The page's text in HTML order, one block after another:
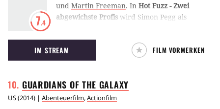
7.4
und Martin Freeman. In Hot Fuzz - Zwei
abgewichste Profis wird Simon Pegg als
strafversetzt. Dort erkennt er bald, dass das
idyllische Dorf eine erschreckend hohe Rate
tödlicher Unfälle hat.
IM STREAM FILM VORMERKEN
GUARDIANS OF THE GALAXY
US(2014) | Abenteuerfilm,Actionfilm